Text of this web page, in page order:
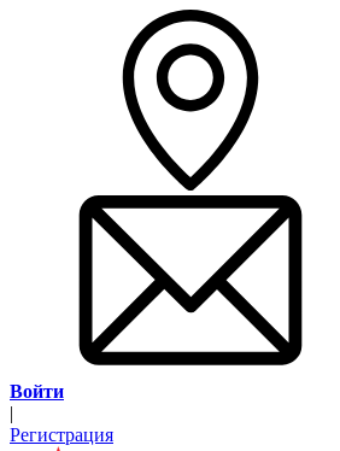
Войти
|
Регистрация